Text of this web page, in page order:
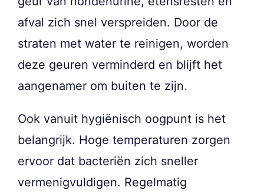
afval zich snel verspreiden. Door de
straten met water te reinigen, worden
deze geuren verminderd en blijft het
aangenamer om buiten te zijn.
Ook vanuit hygiënisch oogpunt is het
belangrijk. Hoge temperaturen zorgen
ervoor dat bacteriën zich sneller
vermenigvuldigen. Regelmatig